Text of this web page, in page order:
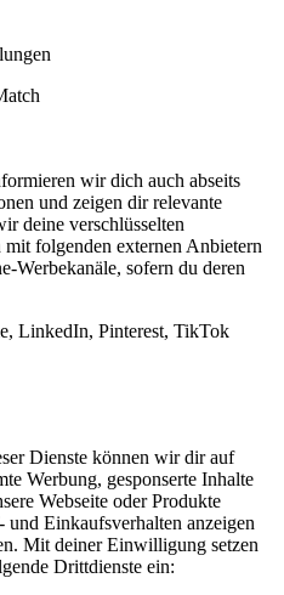
wir dich auch abseits
und zeigen dir relevante
deine verschlüsselten
mit folgenden externen Anbietern
Werbekanäle, sofern du deren
LinkedIn, Pinterest, TikTok
Dienste können wir dir auf
Werbung, gesponserte Inhalte
Webseite oder Produkte
und Einkaufsverhalten anzeigen
Mit deiner Einwilligung setzen
Drittdienste ein: